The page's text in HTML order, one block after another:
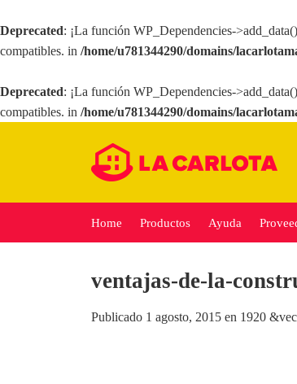
Deprecated: ¡La función WP_Dependencies-
compatibles. in /home/u781344290/domains/
Deprecated: ¡La función WP_Dependencies-
compatibles. in /home/u781344290/domains/
Home Productos Ayuda
ventajas-de-la-
Publicado 1 agosto, 2015 en 1920